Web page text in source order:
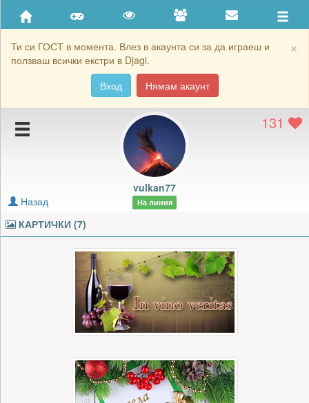
×
Ти си ГОСТ в момента. Влез в акаунта си за да играеш и
ползваш всички екстри в Djagi.
Вход
Нямам акаунт
Приятели
Хронология на игри
Подаръците на vulkan77
Картичките на vulkan77
131
vulkan77
На линия
Назад
КАРТИЧКИ (7)